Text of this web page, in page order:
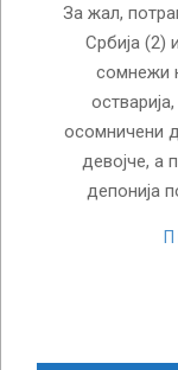
За жал,
Србија (2)
сомнежи
осомничени
девојче, а
депонија